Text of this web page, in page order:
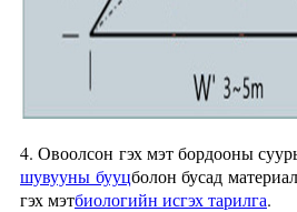
4. Овоолсон гэх мэт бордооны
шувууны бууцболон бусад
гэх мэтбиологийн исгэх тарилга.